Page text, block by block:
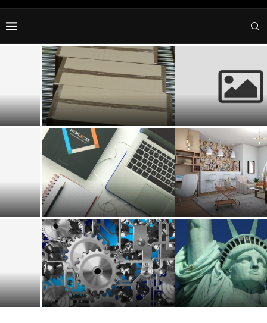
Jak fungují recenze firem na
internetu
Zaměstnanec na „střídačku“?
Nastupuje éra Cross-
Company Mobility
Možnost porovnání nabídek
pojištění domácnosti
Žena vyhrála soud s bankou
ohledně poplatku za
předčasné splacení úvěru
K českým kořenům či identitě
se v USA hlásilo 1,4 milionu lidí
Schránka se vzorky z
planetky Bennu úspěšně
přistála v poušti v USA